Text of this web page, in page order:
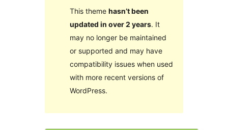
This theme hasn’t been
updated in over 2 years. It
may no longer be maintained
or supported and may have
compatibility issues when used
with more recent versions of
WordPress.